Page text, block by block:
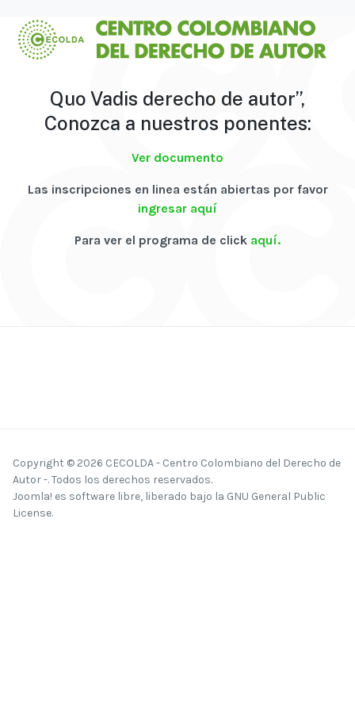
Quo Vadis derecho de autor”,
Conozca a nuestros ponentes:
Ver documento
Las inscripciones en linea están abiertas por favor
ingresar aquí
Para ver el programa de click aquí.
Copyright © 2026 CECOLDA - Centro Colombiano del Derecho de
Autor -. Todos los derechos reservados.
Joomla! es software libre, liberado bajo la GNU General Public
License.